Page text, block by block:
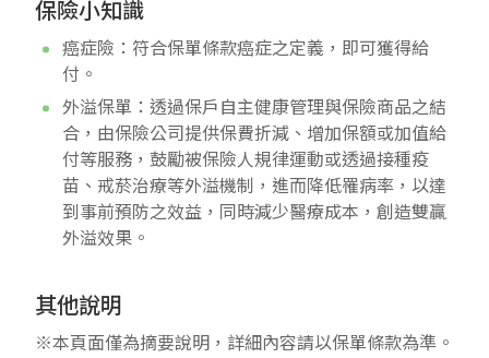
保險小知識
癌症險：符合保單條款癌症之定義，即可獲得給
付。
外溢保單：透過保戶自主健康管理與保險商品之結
合，由保險公司提供保費折減、增加保額或加值給
付等服務，鼓勵被保險人規律運動或透過接種疫
苗、戒菸治療等外溢機制，進而降低罹病率，以達
到事前預防之效益，同時減少醫療成本，創造雙贏
外溢效果。
其他說明
※本頁面僅為摘要說明，詳細內容請以保單條款為準。